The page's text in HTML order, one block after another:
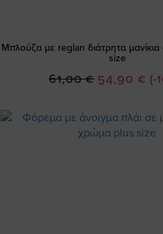
Μπλούζα με reglan διάτρητα
size
(-
Ειδική
54,90 €
61,00 €